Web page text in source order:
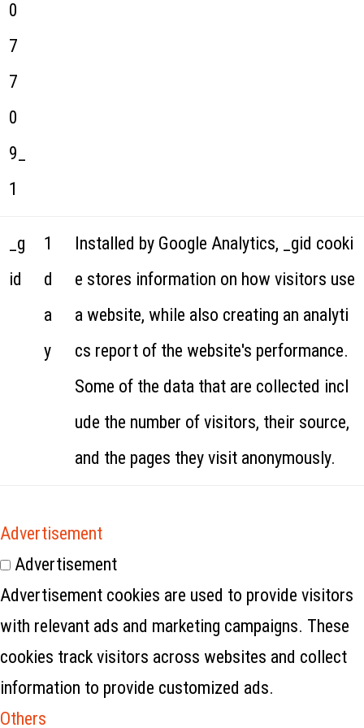
0
7
7
0
9_
1
_g
id
1
d
a
y
Installed by Google Analytics, _gid cooki
e stores information on how visitors use
a website, while also creating an analyti
cs report of the website's performance.
Some of the data that are collected incl
ude the number of visitors, their source,
and the pages they visit anonymously.
Advertisement
Advertisement
Advertisement cookies are used to provide visitors
with relevant ads and marketing campaigns. These
cookies track visitors across websites and collect
information to provide customized ads.
Others